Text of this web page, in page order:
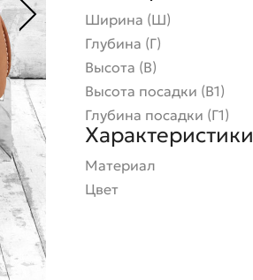
Ширина (Ш)
Глубина (Г)
Высота (В)
Высота посадки (В1)
Глубина посадки (Г1)
Характеристики
Материал
Цвет